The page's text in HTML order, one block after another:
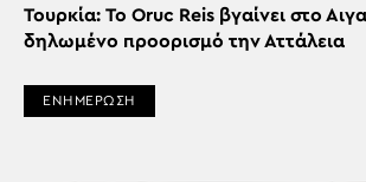
Τουρκία: To Oruc Reis βγαίνει στο
δηλωμένο προορισμό την Αττάλεια
ΕΝΗΜΕΡΩΣΗ